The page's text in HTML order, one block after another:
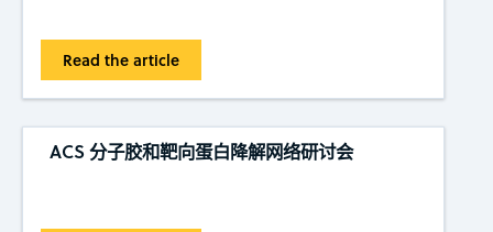
Read the article
ACS 分子胶和靶向蛋白降解网络研讨会